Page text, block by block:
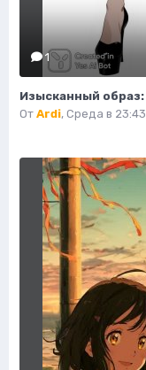
1
От Ardi, Среда в 23:43